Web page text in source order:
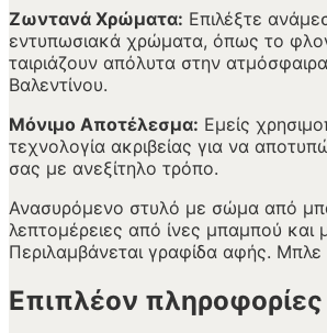
Ζωντανά Χρώματα: Επιλέξτε
εντυπωσιακά χρώματα, όπως το
ταιριάζουν απόλυτα στην
Βαλεντίνου.
Μόνιμο Αποτέλεσμα: Εμείς
τεχνολογία ακριβείας για να
σας με ανεξίτηλο τρόπο.
Ανασυρόμενο στυλό με σώμα από
λεπτομέρειες από ίνες μπαμπού και
Περιλαμβάνεται γραφίδα αφής. Μπλε
Επιπλέον πληροφορίες